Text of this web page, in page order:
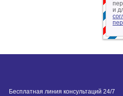
и
Бесплатная линия консультаций 24/7